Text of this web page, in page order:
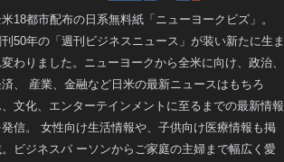
18都市配布の日系無料紙「ニューヨークビズ」。
50年の「週刊ビジネスニュース」が装い新たに生ま
わりました。ニューヨークから全米に向け、政治、
、 産業、金融など日米の最新ニュースはもちろ
文化、エンターテインメントに至るまでの最新情報
信。 女性向け生活情報や、子供向け医療情報も掲
ビジネスパ ーソンからご家庭の主婦まで幅広く愛